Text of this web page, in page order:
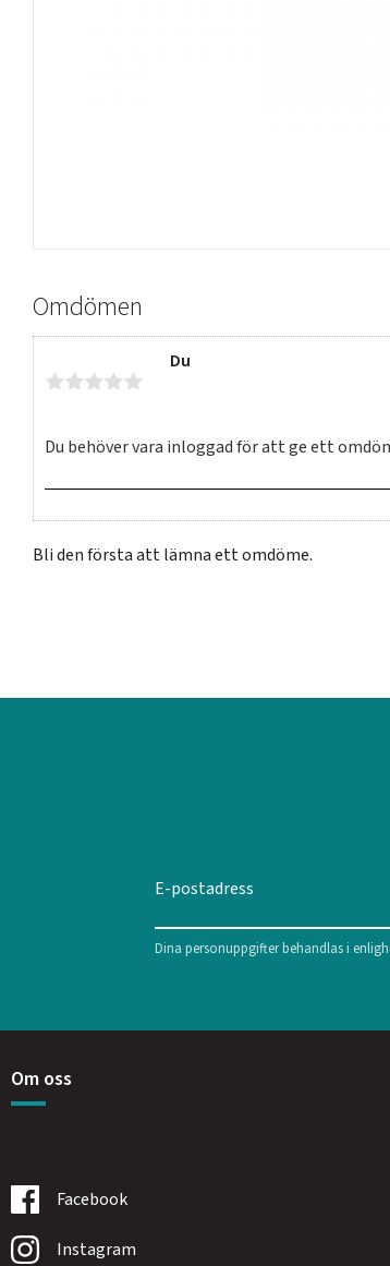
Omdömen
Du
Bli den första att lämna ett omdöme.
Dina personuppgifter behandlas i
Om oss
Facebook
Instagram